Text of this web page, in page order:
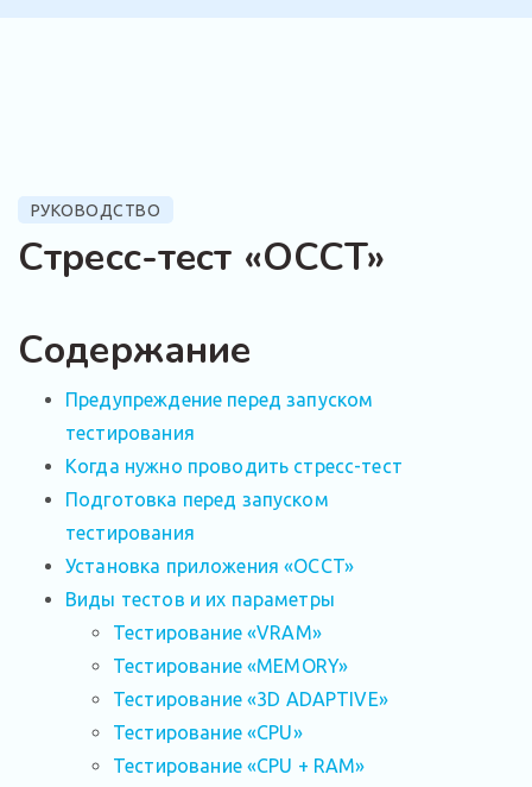
РУКОВОДСТВО
Стресс-тест «OCCT»
Содержание
Предупреждение перед запуском
тестирования
Когда нужно проводить стресс-тест
Подготовка перед запуском
тестирования
Установка приложения «OCCT»
Виды тестов и их параметры
Тестирование «VRAM»
Тестирование «MEMORY»
Тестирование «3D ADAPTIVE»
Тестирование «CPU»
Тестирование «CPU + RAM»